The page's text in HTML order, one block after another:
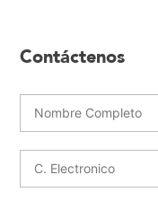
Contáctenos